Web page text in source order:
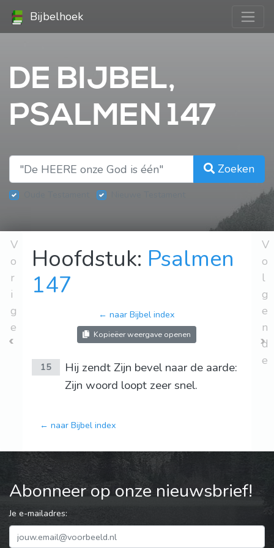
Bijbelhoek
DE BIJBEL,
PSALMEN 147
Zoeken
V
o
r
i
g
e
Hoofdstuk: Psalmen
147
← naar Bijbel index
Kopieëer weergave openen
15
Hij zendt Zijn bevel naar de aarde:
Zijn woord loopt zeer snel.
← naar Bijbel index
V
o
l
g
e
n
d
e
Abonneer op onze nieuwsbrief!
Je e-mailadres: